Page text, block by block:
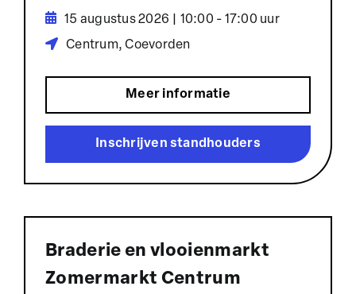
15 augustus 2026 | 10:00 - 17:00 uur
Centrum, Coevorden
Meer informatie
Inschrijven standhouders
Braderie en vlooienmarkt
Zomermarkt Centrum